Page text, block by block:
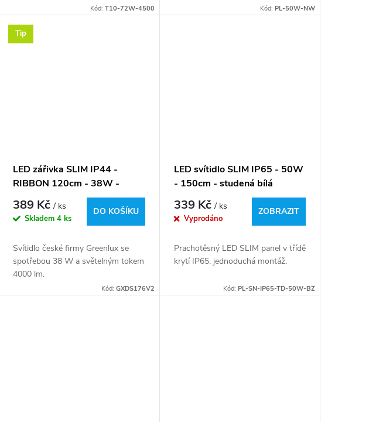
ideální pro domácí i komerční
pouzdro zajišťuje...
Kód: T10-72W-4500
převyšuje tradiční řešení. Užijte si
Kód: PL-50W-NW
Tip
LED zářivka SLIM IP44 -
RIBBON 120cm - 38W -
4000lm - studená bílá -
GXDS176v2
389 Kč/ ks
Skladem4 ks
DO KOŠÍKU
Svítidlo české firmy Greenlux se
spotřebou 38 W a světelným tokem
4000 lm.
Kód: GXDS176V2
LED svítidlo SLIM IP65 - 50W
- 150cm - studená bílá
339 Kč/ ks
Vyprodáno
ZOBRAZIT
Prachotěsný LED SLIM panel v třídě
krytí IP65. jednoduchá montáž.
Kód: PL-SN-IP65-TD-50W-BZ